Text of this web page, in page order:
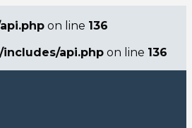
on line 136
api.php on line 136